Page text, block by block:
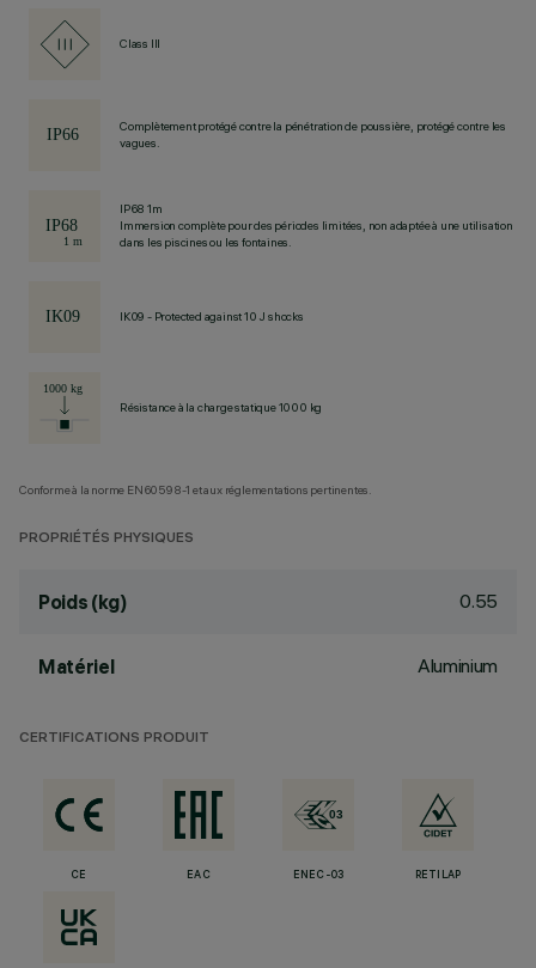
Class III
Complètement protégé contre la pénétration de poussière, protégé contre les
vagues.
IP68 1m
Immersion complète pour des périodes limitées, non adaptée à une utilisation
dans les piscines ou les fontaines.
IK09 - Protected against 10 J shocks
Résistance à la charge statique 1000 kg
Conforme à la norme EN60598-1 et aux réglementations pertinentes.
PROPRIÉTÉS PHYSIQUES
Poids (kg) 0.55
Matériel Aluminium
CERTIFICATIONS PRODUIT
CE EAC ENEC-03 RETILAP